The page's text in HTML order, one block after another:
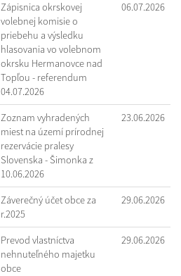
Zápisnica okrskovej
volebnej komisie o
priebehu a výsledku
hlasovania vo volebnom
okrsku Hermanovce nad
Topľou - referendum
04.07.2026
06.07.2026
Zoznam vyhradených
miest na území prírodnej
rezervácie pralesy
Slovenska - Šimonka z
10.06.2026
23.06.2026
Záverečný účet obce za
r.2025
29.06.2026
Prevod vlastníctva
nehnuteľného majetku
obce
29.06.2026